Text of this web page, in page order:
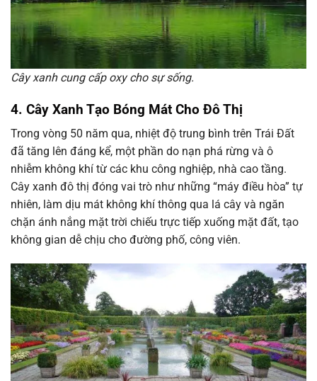
Cây xanh cung cấp oxy cho sự sống.
4. Cây Xanh Tạo Bóng Mát Cho Đô Thị
Trong vòng 50 năm qua, nhiệt độ trung bình trên Trái Đất
đã tăng lên đáng kể, một phần do nạn phá rừng và ô
nhiễm không khí từ các khu công nghiệp, nhà cao tầng.
Cây xanh đô thị đóng vai trò như những “máy điều hòa” tự
nhiên, làm dịu mát không khí thông qua lá cây và ngăn
chặn ánh nắng mặt trời chiếu trực tiếp xuống mặt đất, tạo
không gian dễ chịu cho đường phố, công viên.